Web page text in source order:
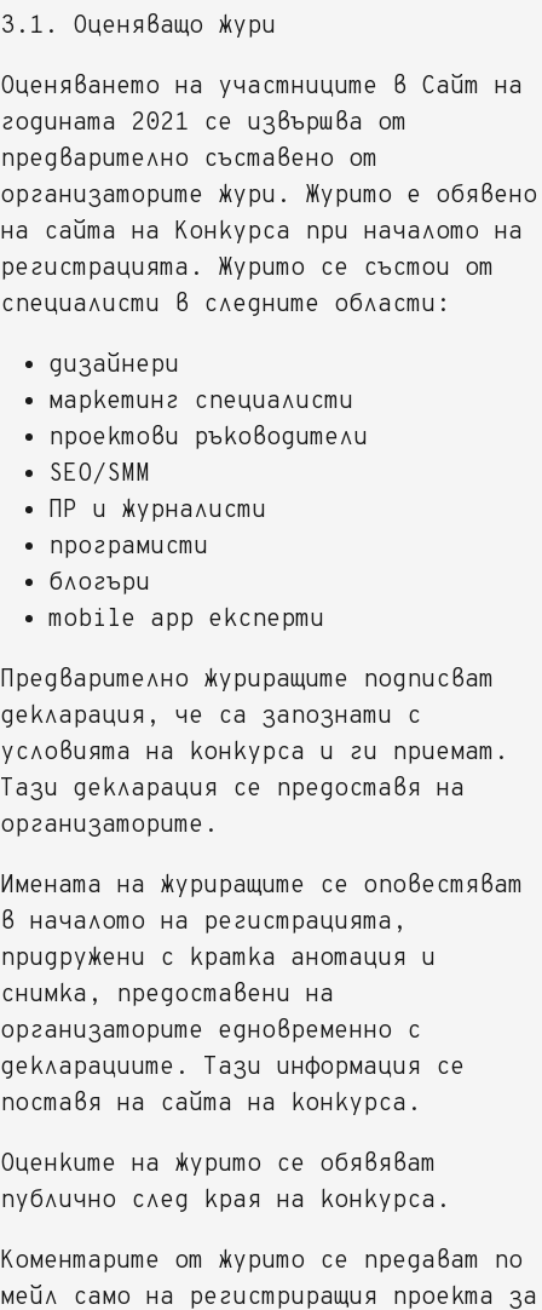
3.1. Оценяващо жури
Оценяването на участниците в Сайт на
годината 2021 се извършва от
предварително съставено от
организаторите жури. Журито е обявено
на сайта на Конкурса при началото на
регистрацията. Журито се състои от
специалисти в следните области:
дизайнери
маркетинг специалисти
проектови ръководители
SEO/SMM
ПР и журналисти
програмисти
блогъри
mobile app експерти
Предварително журиращите подписват
декларация, че са запознати с
условията на конкурса и ги приемат.
Тази декларация се предоставя на
организаторите.
Имената на журиращите се оповестяват
в началото на регистрацията,
придружени с кратка анотация и
снимка, предоставени на
организаторите едновременно с
декларациите. Тази информация се
поставя на сайта на конкурса.
Оценките на журито се обявяват
публично след края на конкурса.
Коментарите от журито се предават по
мейл само на регистриращия проекта за